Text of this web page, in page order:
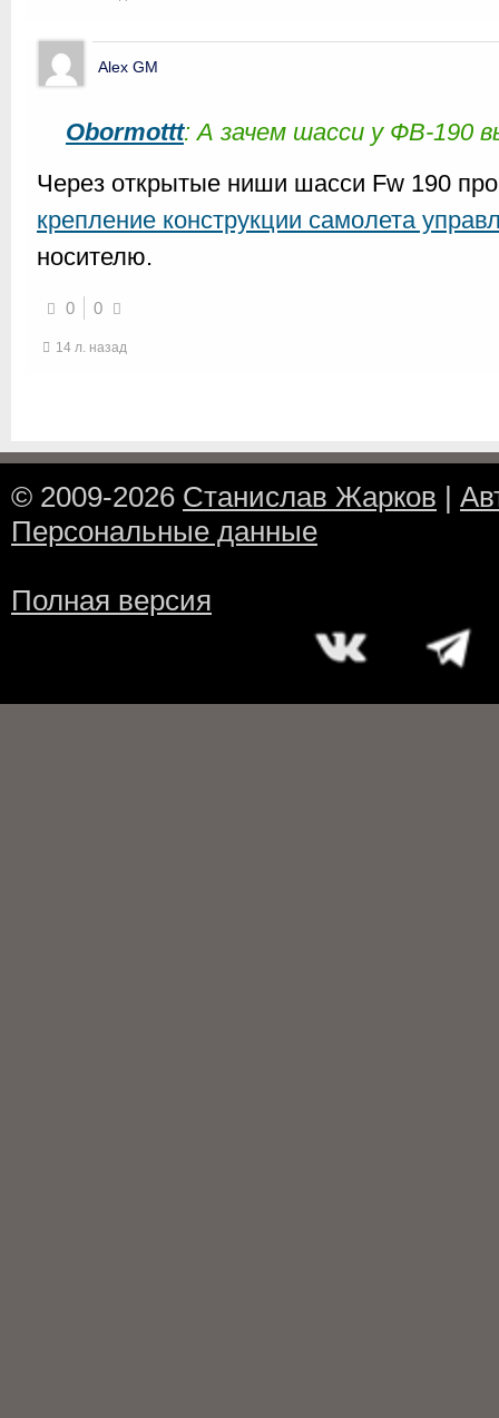
Alex GM
Obormottt: А зачем шасси у ФВ-190
Через открытые ниши шасси Fw 190
крепление конструкции самолета
носителю.
0 0
14 л. назад
© 2009-2026 Станислав Жарков |
Персональные данные
Полная версия